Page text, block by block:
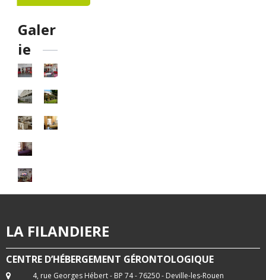
Galer
ie
LA FILANDIERE
CENTRE D’HÉBERGEMENT GÉRONTOLOGIQUE
4, rue Georges Hébert - BP 74 - 76250 - Deville-les-Rouen